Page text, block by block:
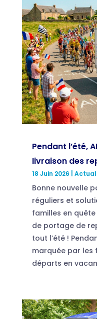
Pendant l’été,
livraison des
18 Juin 2026
Bonne nouvelle
réguliers et
familles en
de portage de
tout l’été !
marquée par les
départs en